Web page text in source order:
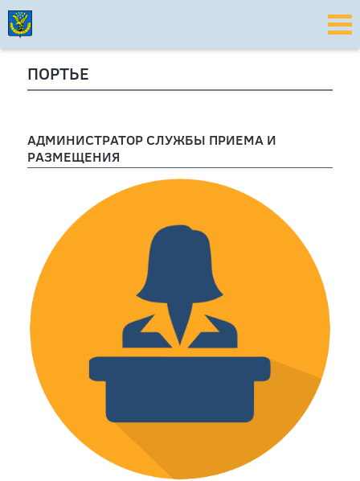
ПОРТЬЕ
АДМИНИСТРАТОР СЛУЖБЫ ПРИЕМА И
РАЗМЕЩЕНИЯ